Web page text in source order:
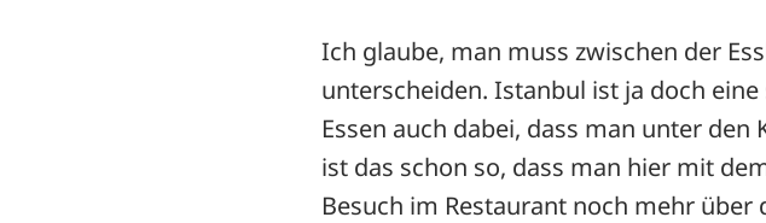
Ich glaube, man muss zwischen der
unterscheiden. Istanbul ist ja doch
Essen auch dabei, dass man unter
ist das schon so, dass man hier mit
Besuch im Restaurant noch mehr